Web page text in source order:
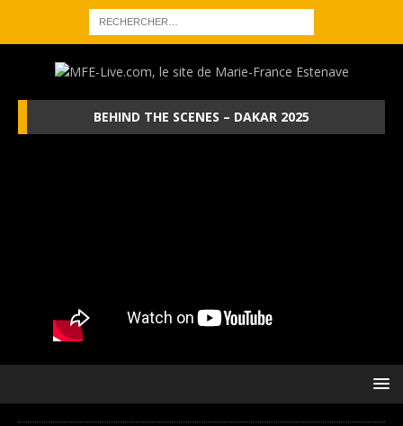
BEHIND THE SCENES – DAKAR 2025